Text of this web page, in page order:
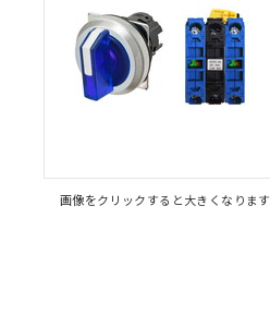
画像をクリックすると大きくなります